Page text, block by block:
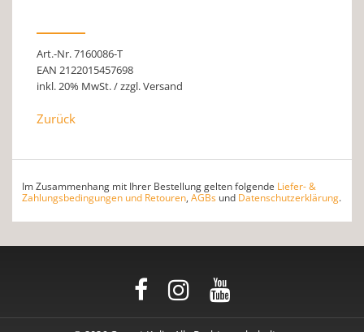
Art.-Nr. 7160086-T
EAN 2122015457698
inkl. 20% MwSt. / zzgl. Versand
Zurück
Im Zusammenhang mit Ihrer Bestellung gelten folgende Liefer- &
Zahlungsbedingungen und Retouren, AGBs und Datenschutzerklärung.